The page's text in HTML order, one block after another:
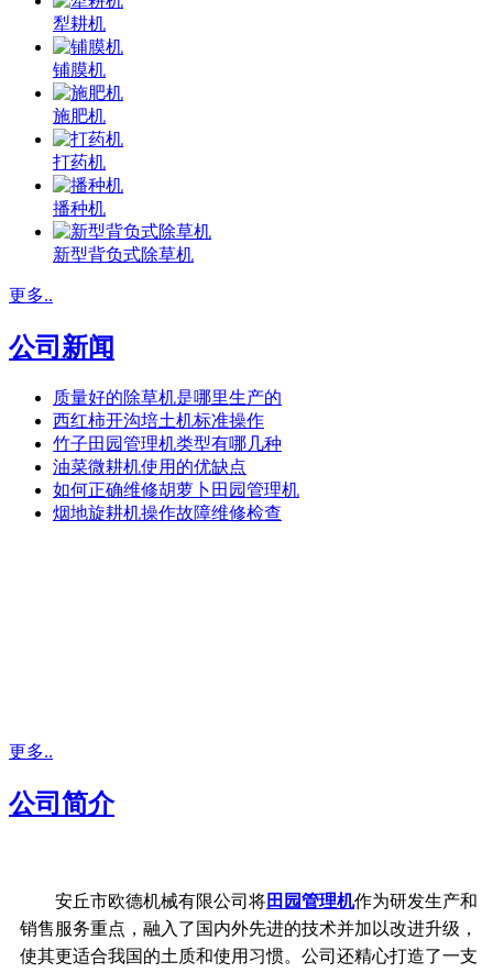
犁耕机
铺膜机
施肥机
打药机
播种机
新型背负式除草机
更多..
公司新闻
质量好的除草机是哪里生产的
西红柿开沟培土机标准操作
竹子田园管理机类型有哪几种
油菜微耕机使用的优缺点
如何正确维修胡萝卜田园管理机
烟地旋耕机操作故障维修检查
更多..
公司简介
安丘市欧德机械有限公司将田园管理机作为研发生产和
销售服务重点，融入了国内外先进的技术并加以改进升级，
使其更适合我国的土质和使用习惯。公司还精心打造了一支